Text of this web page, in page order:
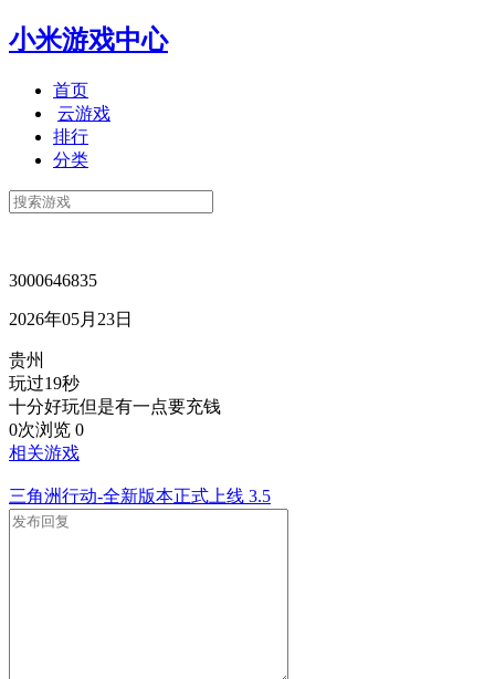
小米游戏中心
首页
云游戏
排行
分类
3000646835
2026年05月23日
贵州
玩过19秒
十分好玩但是有一点要充钱
0次浏览 0
相关游戏
三角洲行动-全新版本正式上线 3.5